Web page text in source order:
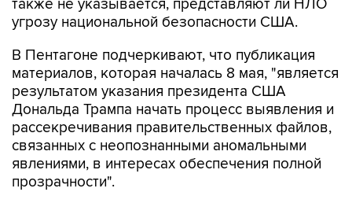
В Пентагоне подчеркивают, что публикация
результатом указания президента США
Дональда Трампа начать процесс выявления и
рассекречивания правительственных файлов,
связанных с неопознанными аномальными
явлениями, в интересах обеспечения полной
прозрачности".
Пентагон США